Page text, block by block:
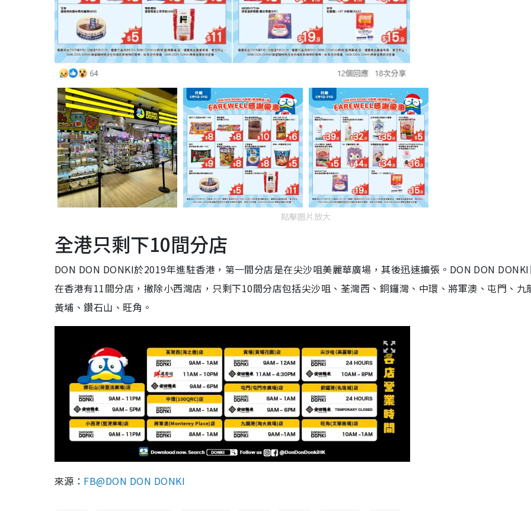
點擊圖片放大
全港只剩下10間分店
DON DON DONKI於2019年進駐香港，第一間分店是在尖沙咀美麗華廣場，其後迅速擴張。DON DON
在香港有11間分店，撇除小西灣店，只剩下10間分店包括尖沙咀、荃灣西、銅鑼灣、中環、將軍澳、屯門、九
黃埔、鑽石山、旺角。
來源： FB@DON DON DONKI